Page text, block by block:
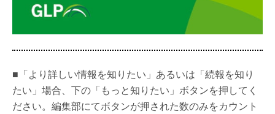
■「より詳しい情報を知りたい」あるいは「続報を知り
たい」場合、下の「もっと知りたい」ボタンを押してく
ださい。編集部にてボタンが押された数のみをカウント